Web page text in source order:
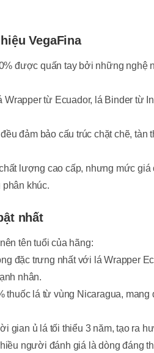
VegaFina
được quấn tay bởi những nghệ
Wrapper từ Ecuador, lá Binder từ
đảm bảo cấu trúc chặt chẽ, tàn
lượng cao cấp, nhưng mức
phân khúc.
nhất
tên tuổi của hãng:
đặc trưng nhất với lá Wrapper
nhân.
thuốc lá từ vùng Nicaragua,
gian ủ lá tối thiểu 3 năm, tạo ra
người đánh giá là dòng đáng